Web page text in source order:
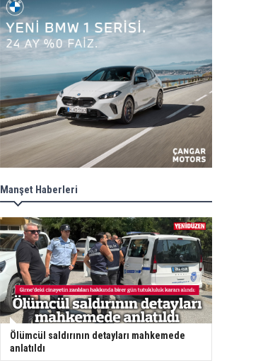
Manşet Haberleri
Ölümcül saldırının detayları mahkemede
anlatıldı